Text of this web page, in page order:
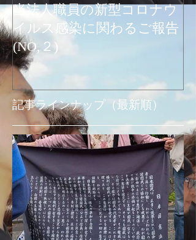
当法人職員の新型コロナウ
イルス感染に関わるご報告
(NO,２)
記事ラインナップ（最新順）